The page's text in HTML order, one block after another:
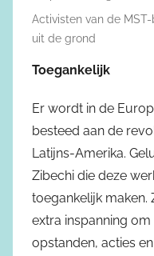
Activisten van de
uit de grond
Toegankelijk
Er wordt in de
besteed aan de
Latijns-Amerika.
Zibechi die deze
toegankelijk
extra inspanning
opstanden, acties